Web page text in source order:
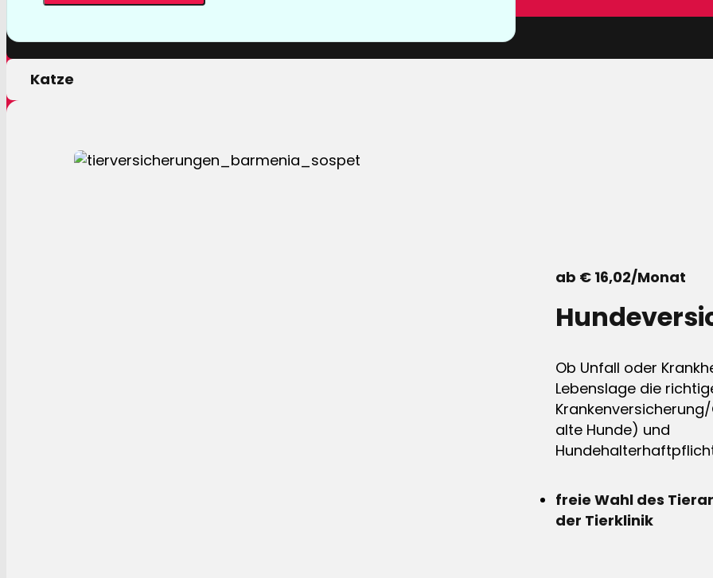
Hund
Katze
ab € 16,02/Monat
Ob Unfall oder
Lebenslage die
alte Hunde) und
freie Wahl des
der Tierklinik